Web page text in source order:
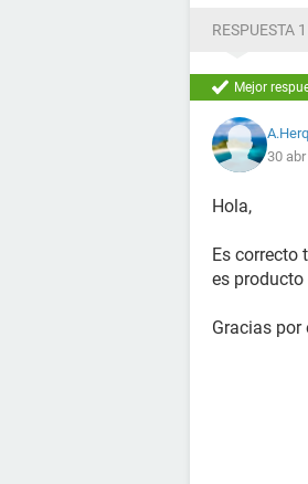
RESPUESTA
Mejor
30
Hola,
Es correcto
es
Gracias por